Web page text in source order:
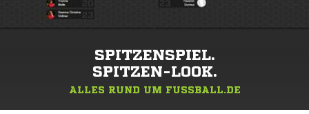
SPITZENSPIEL.
SPITZEN-LOOK.
ALLES RUND UM FUSSBALL.DE